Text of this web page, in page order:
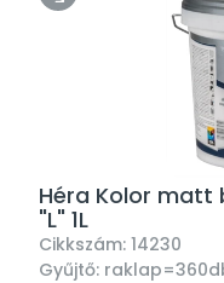
Héra Kolor matt
"L" 1L
Cikkszám: 14230
Gyűjtő: